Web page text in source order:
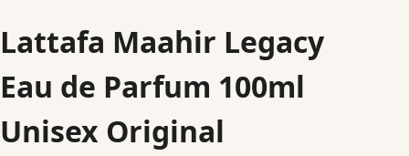
Lattafa Maahir Legacy
Eau de Parfum 100ml
Unisex Original